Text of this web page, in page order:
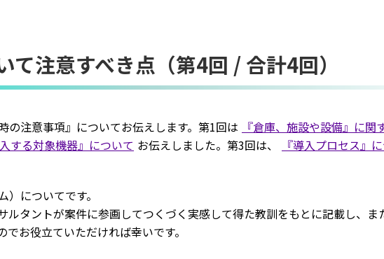
て注意すべき点（第4回 / 合計4回）
の注意事項』についてお伝えします。第1回は
『倉庫、施設や設備』に関
する対象機器』について お伝えしました。第3回は、 『導入プロセス』
についてです。
タントが案件に参画してつくづく実感して得た教訓をもとに記載し、ま
お役立ていただければ幸いです。
バシー情報
な Cookie
プライバシー情報